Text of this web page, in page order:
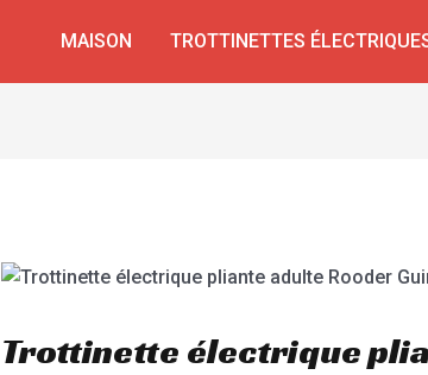
MAISON TROTTINETTES
Trottinette électrique